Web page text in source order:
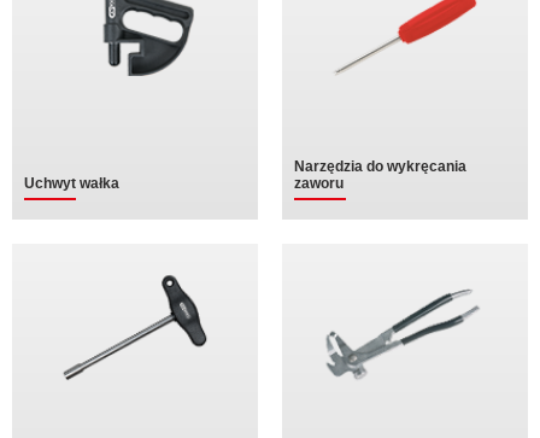
Uchwyt wałka
Narzędzia do wykręcania
zaworu